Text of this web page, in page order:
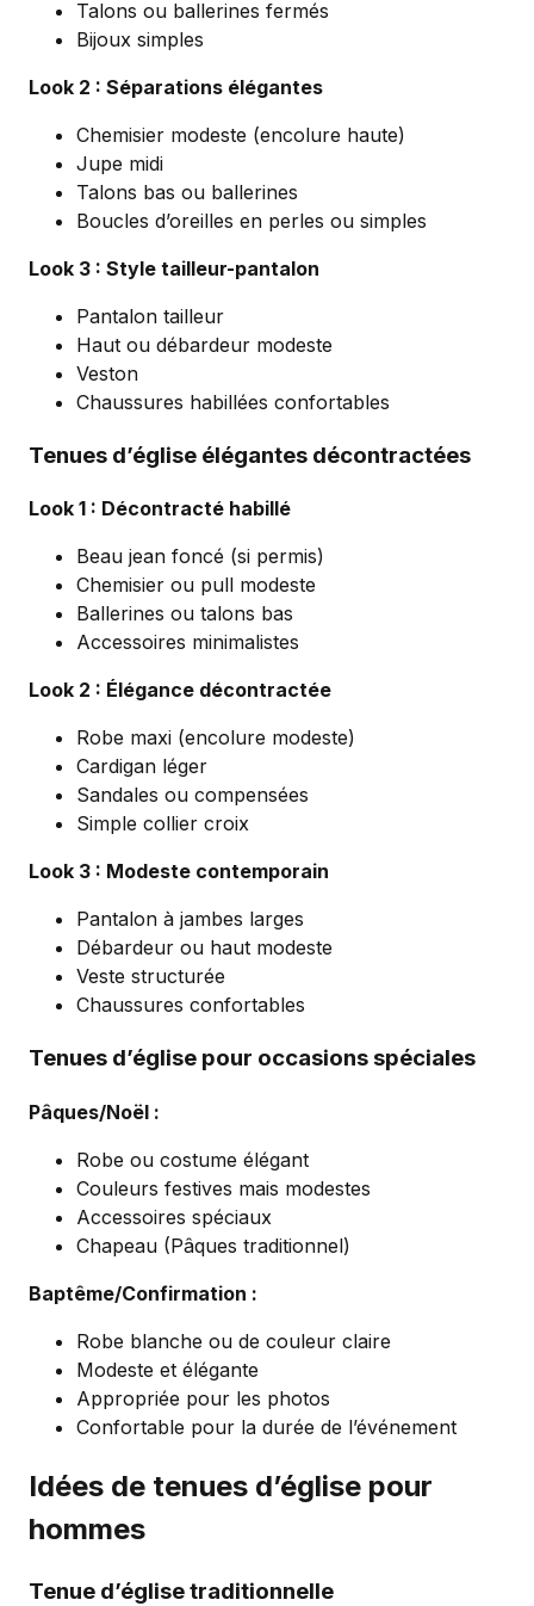
Talons ou ballerines fermés
Bijoux simples
Look 2 : Séparations élégantes
Chemisier modeste (encolure haute)
Jupe midi
Talons bas ou ballerines
Boucles d’oreilles en perles ou simples
Look 3 : Style tailleur-pantalon
Pantalon tailleur
Haut ou débardeur modeste
Veston
Chaussures habillées confortables
Tenues d’église élégantes décontractées
Look 1 : Décontracté habillé
Beau jean foncé (si permis)
Chemisier ou pull modeste
Ballerines ou talons bas
Accessoires minimalistes
Look 2 : Élégance décontractée
Robe maxi (encolure modeste)
Cardigan léger
Sandales ou compensées
Simple collier croix
Look 3 : Modeste contemporain
Pantalon à jambes larges
Débardeur ou haut modeste
Veste structurée
Chaussures confortables
Tenues d’église pour occasions spéciales
Pâques/Noël :
Robe ou costume élégant
Couleurs festives mais modestes
Accessoires spéciaux
Chapeau (Pâques traditionnel)
Baptême/Confirmation :
Robe blanche ou de couleur claire
Modeste et élégante
Appropriée pour les photos
Confortable pour la durée de l’événement
Idées de tenues d’église pour
hommes
Tenue d’église traditionnelle